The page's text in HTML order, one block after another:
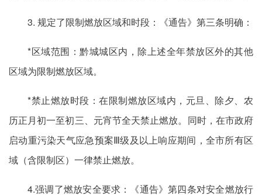
3. 规定了限制燃放区域和时段：《通告》第三条明确：
*区域范围：黔城城区内，除上述全年禁放区外的其他
区域为限制燃放区域。
*禁止燃放时段：在限制燃放区域内，元旦、除夕、农
历正月初一至初三、元宵节全天禁止燃放。同时，在市政府
启动重污染天气应急预案Ⅲ级及以上响应期间，全市所有区
域（含限制区）一律禁止燃放。
4.强调了燃放安全要求：《通告》第四条对安全燃放行